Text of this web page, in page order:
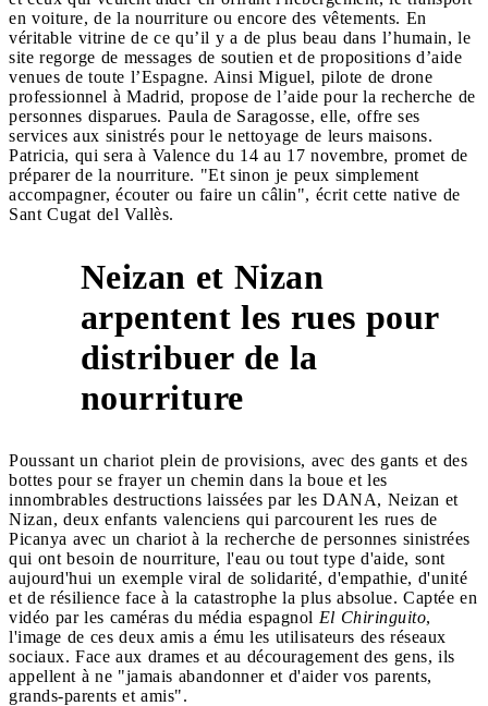
en voiture, de la nourriture ou encore des vêtements. En
véritable vitrine de ce qu’il y a de plus beau dans l’humain, le
site regorge de messages de soutien et de propositions d’aide
venues de toute l’Espagne. Ainsi Miguel, pilote de drone
professionnel à Madrid, propose de l’aide pour la recherche de
personnes disparues. Paula de Saragosse, elle, offre ses
services aux sinistrés pour le nettoyage de leurs maisons.
Patricia, qui sera à Valence du 14 au 17 novembre, promet de
préparer de la nourriture. "Et sinon je peux simplement
accompagner, écouter ou faire un câlin", écrit cette native de
Sant Cugat del Vallès.
Neizan et Nizan
arpentent les rues pour
distribuer de la
nourriture
Poussant un chariot plein de provisions, avec des gants et des
bottes pour se frayer un chemin dans la boue et les
innombrables destructions laissées par les DANA, Neizan et
Nizan, deux enfants valenciens qui parcourent les rues de
Picanya avec un chariot à la recherche de personnes sinistrées
qui ont besoin de nourriture, l'eau ou tout type d'aide, sont
aujourd'hui un exemple viral de solidarité, d'empathie, d'unité
et de résilience face à la catastrophe la plus absolue. Captée en
vidéo par les caméras du média espagnol El Chiringuito,
l'image de ces deux amis a ému les utilisateurs des réseaux
sociaux. Face aux drames et au découragement des gens, ils
appellent à ne "jamais abandonner et d'aider vos parents,
grands-parents et amis".